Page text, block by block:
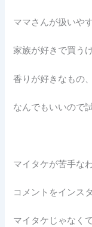
ママさんが扱いや
家族が好きで買う
香りが好きなもの、
なんでもいいので
マイタケが苦手な
コメントをインス
マイタケじゃなくて